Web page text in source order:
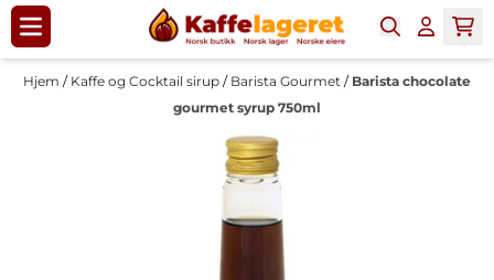
Hopp til innhold
Hjem / Kaffe og Cocktail sirup / Barista Gourmet / Barista chocolate
gourmet syrup 750ml